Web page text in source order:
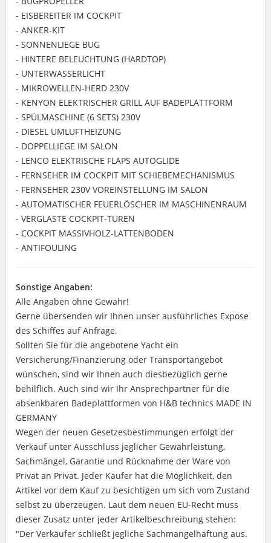
- EISBEREITER IM COCKPIT
- ANKER-KIT
- SONNENLIEGE BUG
- HINTERE BELEUCHTUNG (HARDTOP)
- UNTERWASSERLICHT
- MIKROWELLEN-HERD 230V
- KENYON ELEKTRISCHER GRILL AUF BADEPLATTFORM
- SPÜLMASCHINE (6 SETS) 230V
- DIESEL UMLUFTHEIZUNG
- DOPPELLIEGE IM SALON
- LENCO ELEKTRISCHE FLAPS AUTOGLIDE
- FERNSEHER IM COCKPIT MIT SCHIEBEMECHANISMUS
- FERNSEHER 230V VOREINSTELLUNG IM SALON
- AUTOMATISCHER FEUERLÖSCHER IM MASCHINENRAUM
- VERGLASTE COCKPIT-TÜREN
- COCKPIT MASSIVHOLZ-LATTENBODEN
- ANTIFOULING
Sonstige Angaben:
Alle Angaben ohne Gewähr!
Gerne übersenden wir Ihnen unser ausführliches Expose
des Schiffes auf Anfrage.
Sollten Sie für die angebotene Yacht ein
Versicherung/Finanzierung oder Transportangebot
wünschen, sind wir Ihnen auch diesbezüglich gerne
behilflich. Auch sind wir Ihr Ansprechpartner für die
absenkbaren Badeplattformen von H&B technics MADE IN
GERMANY
Wegen der neuen Gesetzesbestimmungen erfolgt der
Verkauf unter Ausschluss jeglicher Gewährleistung,
Sachmängel, Garantie und Rücknahme der Ware von
Privat an Privat. Jeder Käufer hat die Möglichkeit, den
Artikel vor dem Kauf zu besichtigen um sich vom Zustand
selbst zu überzeugen. Laut dem neuen EU-Recht muss
dieser Zusatz unter jeder Artikelbeschreibung stehen:
"Der Verkäufer schließt jegliche Sachmangelhaftung aus.